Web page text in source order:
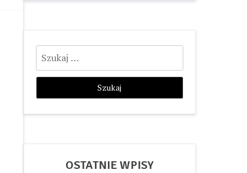
Szukaj:
OSTATNIE WPISY